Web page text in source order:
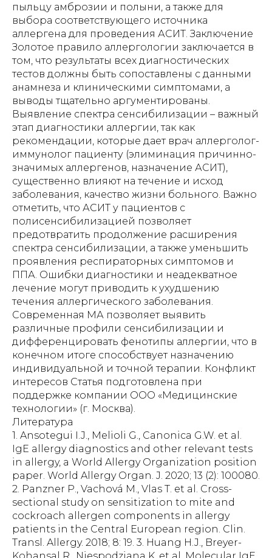
пыльцу амброзии и полыни, а также для
выбора соответствующего источника
аллергена для проведения АСИТ. Заключение
Золотое правило аллергологии заключается в
том, что результаты всех диагностических
тестов должны быть сопоставлены с данными
анамнеза и клиническими симптомами, а
выводы тщательно аргументированы.
Выявление спектра сенсибилизации – важный
этап диагностики аллергии, так как
рекомендации, которые дает врач аллерголог-
иммунолог пациенту (элиминация причинно-
значимых аллергенов, назначение АСИТ),
существенно влияют на течение и исход
заболевания, качество жизни больного. Важно
отметить, что АСИТ у пациентов с
полисенсибилизацией позволяет
предотвратить продолжение расширения
спектра сенсибилизации, а также уменьшить
проявления респираторных симптомов и
ППА. Ошибки диагностики и неадекватное
лечение могут приводить к ухудшению
течения аллергического заболевания.
Современная МА позволяет выявить
различные профили сенсибилизации и
дифференцировать фенотипы аллергии, что в
конечном итоге способствует назначению
индивидуальной и точной терапии. Конфликт
интересов Статья подготовлена при
поддержке компании ООО «Медицинские
технологии» (г. Москва).
Литература
1. Ansotegui I.J., Melioli G., Canonica G.W. et al.
IgE allergy diagnostics and other relevant tests
in allergy, a World Allergy Organization position
paper. World Allergy Organ. J. 2020; 13 (2): 100080.
2. Panzner P., Vachová M., Vlas T. et al. Cross-
sectional study on sensitization to mite and
cockroach allergen components in allergy
patients in the Central European region. Clin.
Transl. Allergy. 2018; 8: 19. 3. Huang H.J., Breyer-